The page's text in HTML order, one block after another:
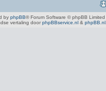
by phpBB® Forum Software © phpBB Limited
vertaling door phpBBservice.nl & phpBB.nl